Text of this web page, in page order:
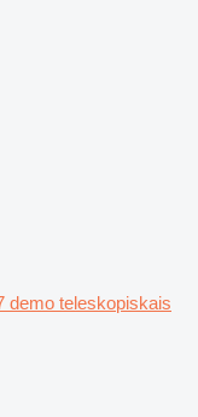
demo teleskopiskais